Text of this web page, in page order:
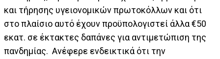
και τήρησης υγειονομικών πρωτοκόλλων και ότι
στο πλαίσιο αυτό έχουν προϋπολογιστεί άλλα €50
εκατ. σε έκτακτες δαπάνες για αντιμετώπιση της
πανδημίας. Ανέφερε ενδεικτικά ότι την